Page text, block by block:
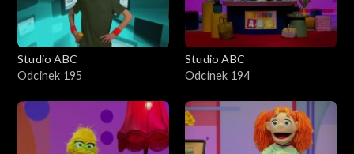
Studio ABC
Odcinek 195
Studio ABC
Odcinek 194